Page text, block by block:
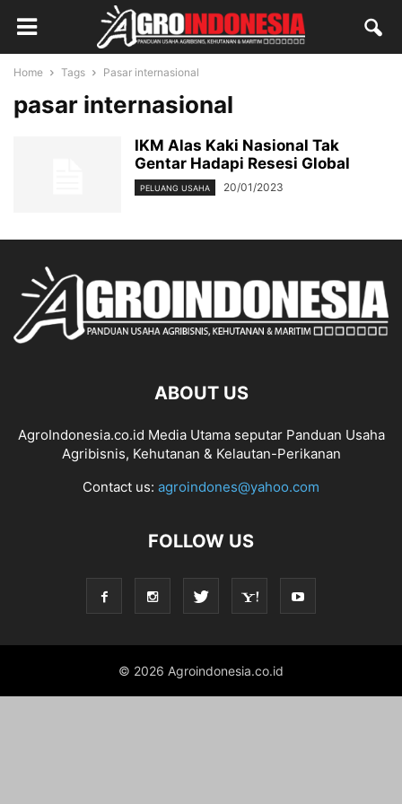
Home Tags Pasar internasional
pasar internasional
IKM Alas Kaki Nasional Tak
Gentar Hadapi Resesi Global
PELUANG USAHA 20/01/2023
ABOUT US
AgroIndonesia.co.id Media Utama seputar Panduan Usaha
Agribisnis, Kehutanan & Kelautan-Perikanan
Contact us: agroindones@yahoo.com
FOLLOW US
© 2026 Agroindonesia.co.id